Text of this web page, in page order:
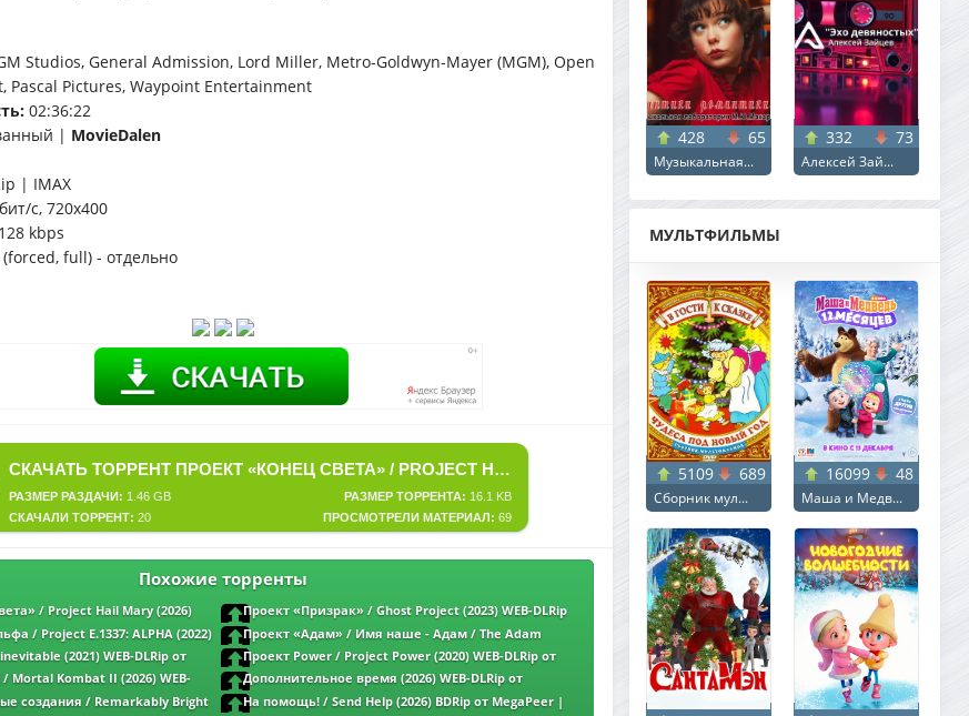
Studios, General Admission, Lord Miller, Metro-Goldwyn-Mayer (MGM), Open
Pascal Pictures, Waypoint Entertainment
02:36:22
| MovieDalen
| IMAX
с, 720х400
kbps
(forced, full) - отдельно
СКАЧАТЬ ТОРРЕНТ ПРОЕКТ «КОНЕЦ СВЕТА» / PROJECT HAIL MARY (2026) WEB-DLRIP ОТ MEGAPEER | IMAX | D | MOVIEDALEN
РАЗМЕР ТОРРЕНТА: 16.1 KB
РАЗМЕР РАЗДАЧИ: 1.46 GB
ПРОСМОТРЕЛИ МАТЕРИАЛ: 69
СКАЧАЛИ ТОРРЕНТ: 20
Похожие торренты
/ Project Hail Mary (2026)
| IMAX | D | MovieDalen
Проект «Призрак» / Ghost Project (2023) WEB-DLRip
от MegaPeer | D
/ Project E.1337: ALPHA (2022)
| P
Проект «Адам» / Имя наше - Адам / The Adam
Project (2022) WEB-DLRip от MegaPeer | Netflix
(2021) WEB-DLRip от
Проект Power / Project Power (2020) WEB-DLRip от
MegaPeer | D
Mortal Kombat II (2026) WEB-
| Movie Dubbing
Дополнительное время (2026) WEB-DLRip от
MegaPeer
создания / Remarkably Bright
На помощь! / Send Help (2026) BDRip от MegaPeer |
428 65
Музыкальная...
332 73
Алексей Зай...
МУЛЬТФИЛЬМЫ
5109 689
Сборник мул...
16099 48
Маша и Медв...